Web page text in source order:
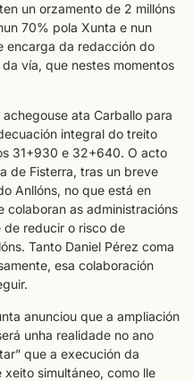
un orzamento de 2 millóns
70% pola Xunta e nun
encarga da redacción do
vía, que nestes momentos
ata Carballo para
integral do treito
31+930 e 32+640. O acto
de Fisterra, tras un breve
Anllóns, no que está en
colaboran as administracións
de reducir o risco de
Tanto Daniel Pérez coma
esa colaboración
anunciou que a ampliación
unha realidade no ano
que a execución da
simultáneo, como lle